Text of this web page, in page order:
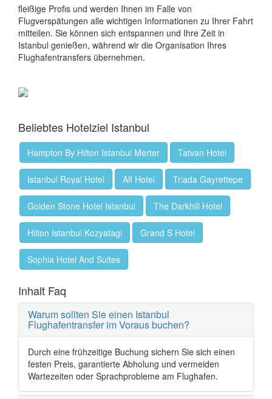
fleißige Profis und werden Ihnen im Falle von
Flugverspätungen alle wichtigen Informationen zu Ihrer Fahrt
mitteilen. Sie können sich entspannen und Ihre Zeit in
Istanbul genießen, während wir die Organisation Ihres
Flughafentransfers übernehmen.
Beliebtes Hotelziel Istanbul
Hampton By Hilton Istanbul Merter Tatvan Hotel
Istanbul Royal Hotel Alf Hotel Triada Gayrettepe
Golden Stone Hotel Istanbul The Darkhill Hotel
Hilton Istanbul Kozyatagi Grand S Hotel
Sophia Hotel And Suites
Inhalt Faq
Warum sollten Sie einen Istanbul
Flughafentransfer im Voraus buchen?
Durch eine frühzeitige Buchung sichern Sie sich einen
festen Preis, garantierte Abholung und vermeiden
Wartezeiten oder Sprachprobleme am Flughafen.